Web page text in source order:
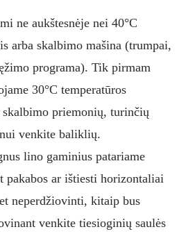
ne aukštesnėje nei 40°C
arba skalbimo mašina (trumpai,
programa). Tik pirmam
30°C temperatūros
priemonių, turinčių
venkite baliklių.
lino gaminius patariame
pakabos ar ištiesti horizontaliai
neperdžiovinti, kitaip bus
venkite tiesioginių saulės